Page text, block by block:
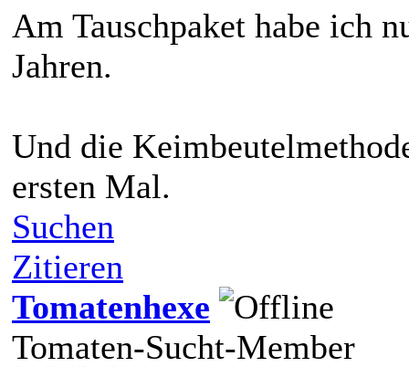
Am Tauschpaket habe ich
Jahren.
Und die
ersten Mal.
Suchen
Zitieren
Tomatenhexe
Tomaten-Sucht-Member